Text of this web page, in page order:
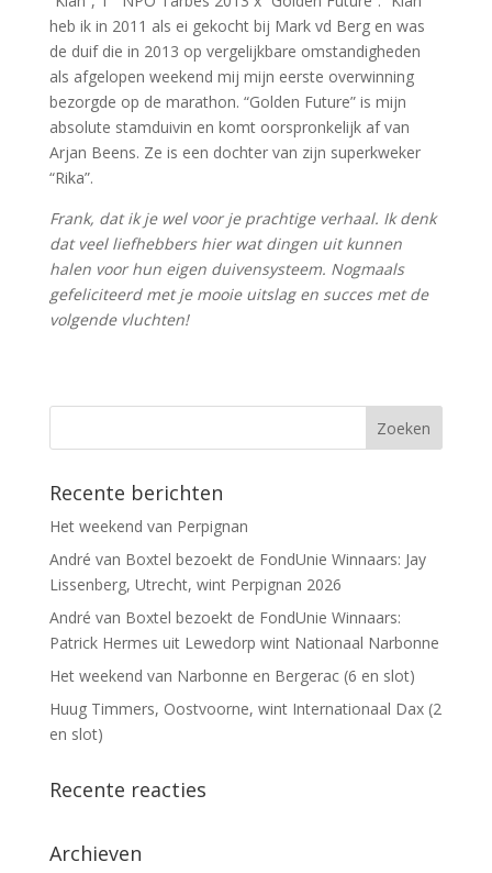
heb ik in 2011 als ei gekocht bij Mark vd Berg en was
de duif die in 2013 op vergelijkbare omstandigheden
als afgelopen weekend mij mijn eerste overwinning
bezorgde op de marathon. “Golden Future” is mijn
absolute stamduivin en komt oorspronkelijk af van
Arjan Beens. Ze is een dochter van zijn superkweker
“Rika”.
Frank, dat ik je wel voor je prachtige verhaal. Ik denk
dat veel liefhebbers hier wat dingen uit kunnen
halen voor hun eigen duivensysteem. Nogmaals
gefeliciteerd met je mooie uitslag en succes met de
volgende vluchten!
Recente berichten
Het weekend van Perpignan
André van Boxtel bezoekt de FondUnie Winnaars: Jay
Lissenberg, Utrecht, wint Perpignan 2026
André van Boxtel bezoekt de FondUnie Winnaars:
Patrick Hermes uit Lewedorp wint Nationaal Narbonne
Het weekend van Narbonne en Bergerac (6 en slot)
Huug Timmers, Oostvoorne, wint Internationaal Dax (2
en slot)
Recente reacties
Archieven